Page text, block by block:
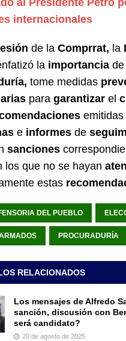
al Presidente Petro
internacionales
de la Comprrat, la
la importancia
tome medidas
para garantizar el
e informes de
sanciones
los que no se hayan
estas
DEL PUEBLO
PROCURADURÍA
RELACIONADOS
Los mensajes de Alfredo
sanción, discusión con
será candidato?
20 de agosto de 2025